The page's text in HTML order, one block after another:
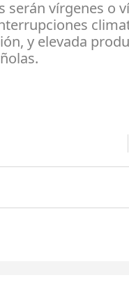
serán vírgenes o
y elevada